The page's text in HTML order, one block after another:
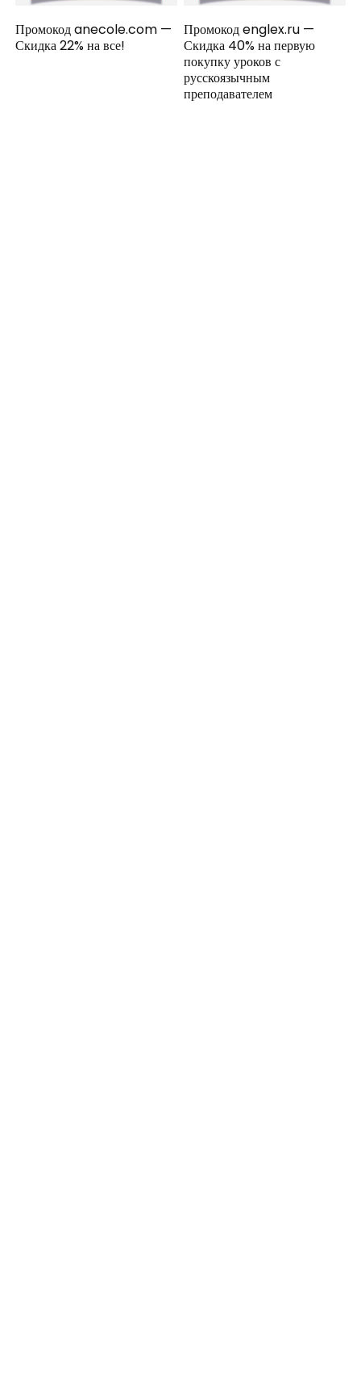
Промокод anecole.com —
Скидка 22% на все!
Промокод englex.ru —
Скидка 40% на первую
покупку уроков с
русскоязычным
преподавателем